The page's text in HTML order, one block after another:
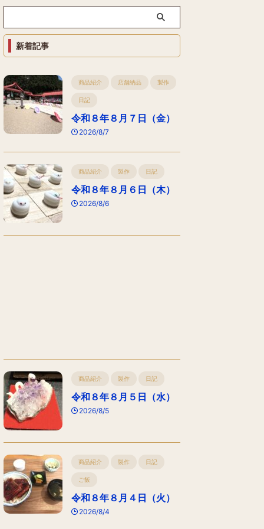
新着記事
商品紹介 店舗納品 製作
日記
令和８年８月７日（金）
2026/8/7
商品紹介 製作 日記
令和８年８月６日（木）
2026/8/6
商品紹介 製作 日記
令和８年８月５日（水）
2026/8/5
商品紹介 製作 日記
ご飯
令和８年８月４日（火）
2026/8/4